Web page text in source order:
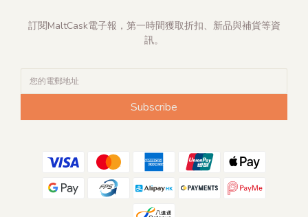
訂閱MaltCask電子報，第一時間獲取折扣、新品與補貨等資
訊。
Subscribe